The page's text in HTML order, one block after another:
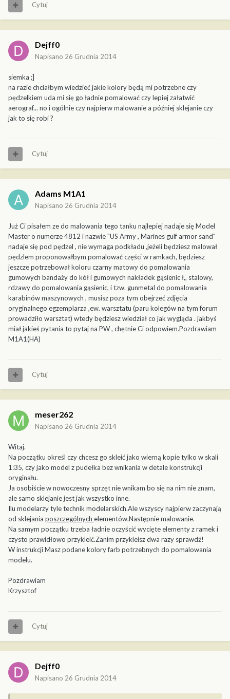
Cytuj
Dejff0
Napisano 26 Grudnia 2014
siemka ;]
na razie chciałbym wiedzieć jakie kolory będą mi potrzebne czy
pędzelkiem uda mi się go ładnie pomalować czy lepiej załatwić
aerograf... no i ogólnie czy najpierw malowanie a później sklejanie czy
jak to się robi ?
Cytuj
Adams M1A1
Napisano 26 Grudnia 2014
Już Ci pisałem ze do malowania tego tanku najlepiej nadaje się Model
Master o numerze 4812 i nazwie "US Army , Marines gulf armor sand"
nadaje się pod pędzel , nie wymaga podkładu ,jeżeli będziesz malował
pędzlem proponowałbym pomalować części w ramkach, będziesz
jeszcze potrzebował koloru czarny matowy do pomalowania
gumowych bandaży do kół i gumowych nakładek gąsienic ł,, stalowy,
rdzawy do pomalowania gąsienic, i tzw. gunmetal do pomalowania
karabinów maszynowych , musisz poza tym obejrzeć zdjęcia
oryginalnego egzemplarza ,ew. warsztatu (paru kolegów na tym forum
prowadziło warsztat) wtedy będziesz wiedział co jak wygląda . jakbyś
miał jakieś pytania to pytaj na PW , chętnie Ci odpowiem.Pozdrawiam
M1A1(HA)
Cytuj
meser262
Napisano 26 Grudnia 2014
Witaj.
Na początku określ czy chcesz go skleić jako wierną kopie tylko w skali
1:35, czy jako model z pudełka bez wnikania w detale konstrukcji
oryginału.
Ja osobiście w nowoczesny sprzęt nie wnikam bo się na nim nie znam,
ale samo sklejanie jest jak wszystko inne.
Ilu modelarzy tyle technik modelarskich.Ale wszyscy najpierw zaczynają
od sklejania poszczególnych elementów.Następnie malowanie.
Na samym początku trzeba ładnie oczyścić wycięte elementy z ramek i
czysto prawidłowo przykleić.Zanim przykleisz dwa razy sprawdź!
W instrukcji Masz podane kolory farb potrzebnych do pomalowania
modelu.
Pozdrawiam
Krzysztof
Cytuj
Dejff0
Napisano 26 Grudnia 2014